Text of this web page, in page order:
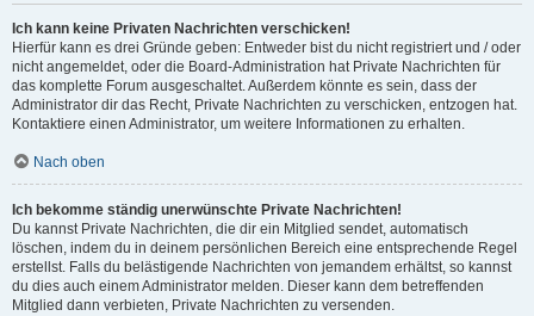
Ich kann keine Privaten Nachrichten verschicken!
Hierfür kann es drei Gründe geben: Entweder bist du nicht registriert und / oder
nicht angemeldet, oder die Board-Administration hat Private Nachrichten für
das komplette Forum ausgeschaltet. Außerdem könnte es sein, dass der
Administrator dir das Recht, Private Nachrichten zu verschicken, entzogen hat.
Kontaktiere einen Administrator, um weitere Informationen zu erhalten.
Nach oben
Ich bekomme ständig unerwünschte Private Nachrichten!
Du kannst Private Nachrichten, die dir ein Mitglied sendet, automatisch
löschen, indem du in deinem persönlichen Bereich eine entsprechende Regel
erstellst. Falls du belästigende Nachrichten von jemandem erhältst, so kannst
du dies auch einem Administrator melden. Dieser kann dem betreffenden
Mitglied dann verbieten, Private Nachrichten zu versenden.